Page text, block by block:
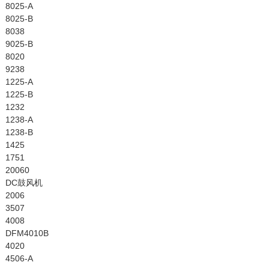
8025-A
8025-B
8038
9025-B
8020
9238
1225-A
1225-B
1232
1238-A
1238-B
1425
1751
20060
DC鼓风机
2006
3507
4008
DFM4010B
4020
4506-A